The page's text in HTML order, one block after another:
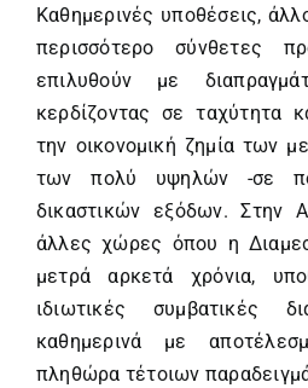
Καθημερινές υποθέσεις,
περισσότερο σύνθετες
επιλυθούν με
κερδίζοντας σε ταχύτητα
την οικονομική ζημία των
των πολύ υψηλών -σε
δικαστικών εξόδων. Στην
άλλες χώρες όπου η
μετρά αρκετά χρόνια,
ιδιωτικές συμβατικές
καθημερινά με
πληθώρα τέτοιων